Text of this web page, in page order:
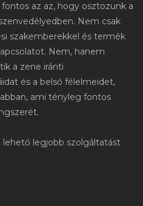
az az, hogy osztozunk a
Nem csak
szakemberekkel és termék
Nem, hanem
a zene iránti
és a belső félelmeidet,
ami tényleg fontos
lehető legjobb szolgáltatást